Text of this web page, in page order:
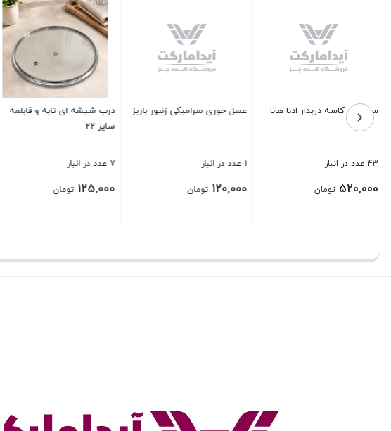
دیس اوپال
18 عدد در انبار
250,000
قاشق ادویه پلاستیکی 12 تایی
10 عدد در انبار
45,000
لگن استيل يونيک سايز 26
3 عدد در انبار
320,000